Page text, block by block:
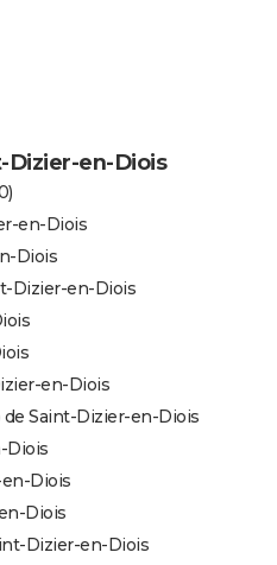
Dizier-en-Diois
en-Diois
Diois
Dizier-en-Diois
en-Diois
Saint-Dizier-en-Diois
Diois
Diois
Diois
Dizier-en-Diois